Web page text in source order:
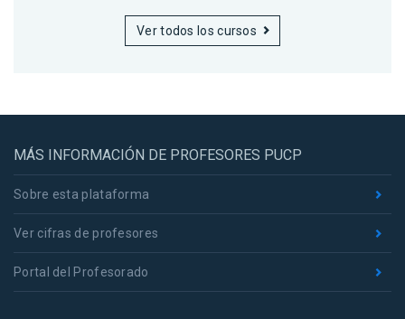
Ver todos los cursos
MÁS INFORMACIÓN DE PROFESORES PUCP
Sobre esta plataforma
Ver cifras de profesores
Portal del Profesorado